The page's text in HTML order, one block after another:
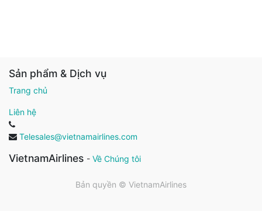
Sản phẩm & Dịch vụ
Trang chủ
Liên hệ
Telesales@vietnamairlines.com
VietnamAirlines - Về Chúng tôi
Bản quyền © VietnamAirlines